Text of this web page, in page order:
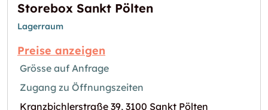
Storebox Sankt Pölten
Lagerraum
Preise anzeigen
Grösse auf Anfrage
Zugang zu Öffnungszeiten
Kranzbichlerstraße 39, 3100 Sankt Pölten